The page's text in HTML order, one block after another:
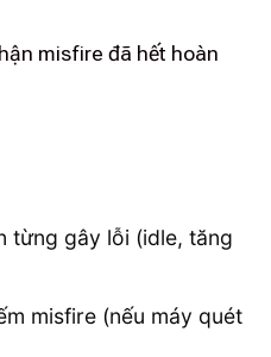
misfire đã hết hoàn
từng gây lỗi (idle, tăng
misfire (nếu máy quét